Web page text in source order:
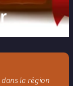
la région